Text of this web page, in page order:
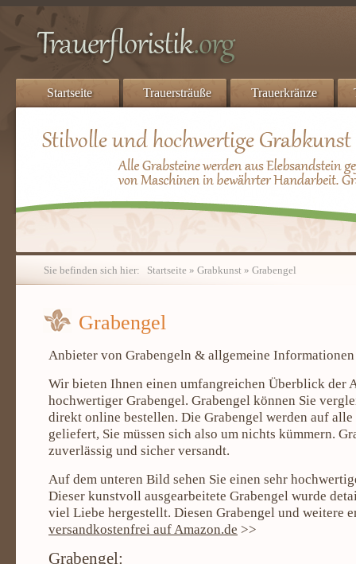
Startseite Trauersträuße Trauerkränze
Sie befinden sich hier: Startseite » Grabkunst » Grabengel
Grabengel
Anbieter von Grabengeln & allgemeine Informationen
Wir bieten Ihnen einen umfangreichen Überblick der
hochwertiger Grabengel. Grabengel können Sie
direkt online bestellen. Die Grabengel werden auf
geliefert, Sie müssen sich also um nichts kümmern.
zuverlässig und sicher versandt.
Auf dem unteren Bild sehen Sie einen sehr
Dieser kunstvoll ausgearbeitete Grabengel wurde
viel Liebe hergestellt. Diesen Grabengel und weitere
versandkostenfrei auf Amazon.de >>
Grabengel: